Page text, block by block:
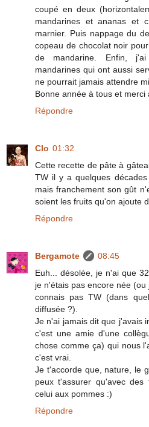
coupé en deux
mandarines et ananas et
marnier. Puis nappage du
copeau de chocolat noir
de mandarine. Enfin,
mandarines qui ont aussi
ne pourrait jamais attendre
Bonne année à tous et
Répondre
Clo 01:32
Cette recette de pâte à
TW il y a quelques
mais franchement son gût
soient les fruits qu'on ajoute
Répondre
Bergamote
08:45
Euh... désolée, je n'ai que
je n'étais pas encore née
connais pas TW (dans
diffusée ?).
Je n'ai jamais dit que j'avais
c'est une amie d'une
chose comme ça) qui nous
c'est vrai.
Je t'accorde que, nature, le
peux t'assurer qu'avec
celui aux pommes :)
Répondre